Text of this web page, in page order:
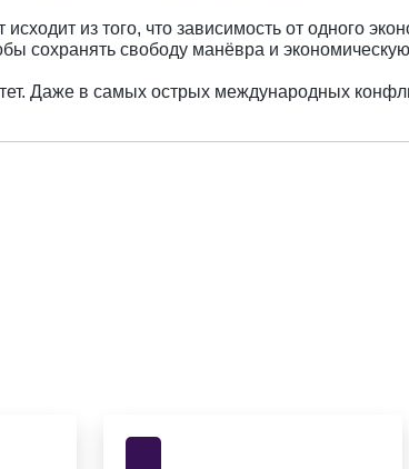
из того, что зависимость от одного
сохранять свободу манёвра и
Даже в самых острых международных